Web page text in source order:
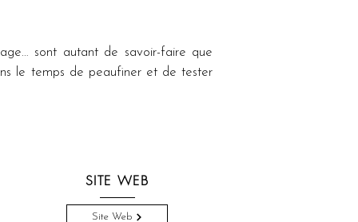
sont autant de savoir-faire que
le temps de peaufiner et de tester
SITE WEB
Site Web